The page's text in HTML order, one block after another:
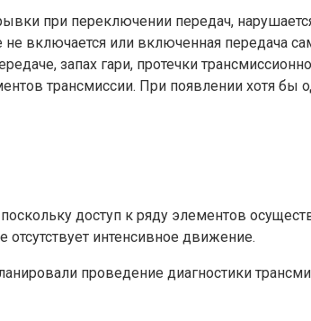
при переключении передач,
включается или включенная передача
запах гари, протечки
трансмиссии. При появлении хотя бы
доступ к ряду элементов
интенсивное движение.
проведение диагностики